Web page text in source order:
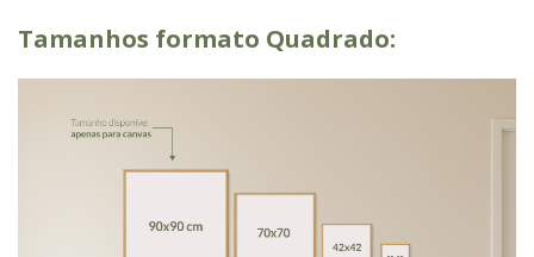
Tamanhos formato Quadrado: